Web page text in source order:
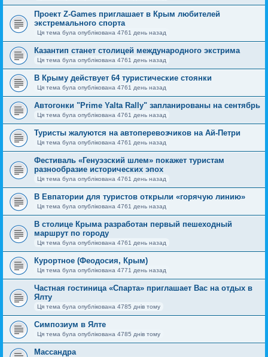
Проект Z-Games приглашает в Крым любителей
экстремального спорта
Ця тема була опублікована 4761 день назад
Казантип станет столицей международного экстрима
Ця тема була опублікована 4761 день назад
В Крыму действует 64 туристические стоянки
Ця тема була опублікована 4761 день назад
Автогонки "Prime Yalta Rally" запланированы на сентябрь
Ця тема була опублікована 4761 день назад
Туристы жалуются на автоперевозчиков на Ай-Петри
Ця тема була опублікована 4761 день назад
Фестиваль «Генуэзский шлем» покажет туристам
разнообразие исторических эпох
Ця тема була опублікована 4761 день назад
В Евпатории для туристов открыли «горячую линию»
Ця тема була опублікована 4761 день назад
В столице Крыма разработан первый пешеходный
маршрут по городу
Ця тема була опублікована 4761 день назад
Курортное (Феодосия, Крым)
Ця тема була опублікована 4771 день назад
Частная гостиница «Спарта» приглашает Вас на отдых в
Ялту
Ця тема була опублікована 4785 днів тому
Симпозиум в Ялте
Ця тема була опублікована 4785 днів тому
Массандра